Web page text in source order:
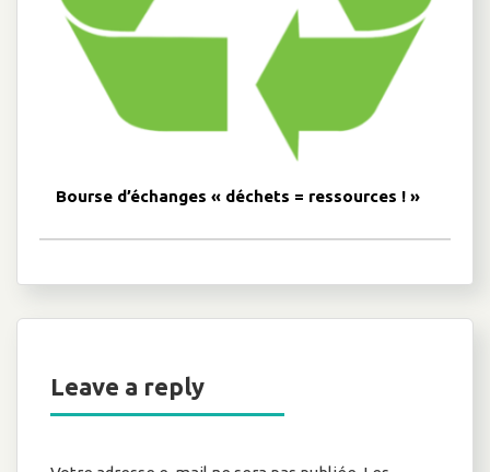
Bourse d’échanges « déchets = ressources ! »
Leave a reply